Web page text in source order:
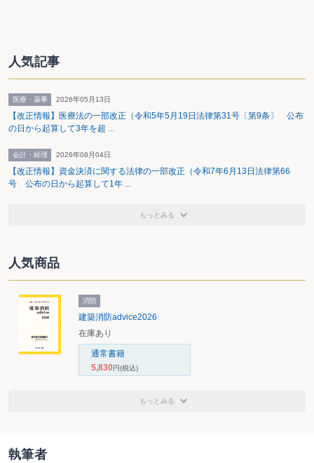
人気記事
医療・薬事 2026年05月13日
【改正情報】医療法の一部改正（令和5年5月19日法律第31号〔第9条〕 公布
の日から起算して3年を超 ...
会計・経理 2026年08月04日
【改正情報】資金決済に関する法律の一部改正（令和7年6月13日法律第66
号 公布の日から起算して1年 ...
もっとみる
人気商品
消防
建築消防advice2026
在庫あり
通常書籍
5,830円(税込)
もっとみる
執筆者